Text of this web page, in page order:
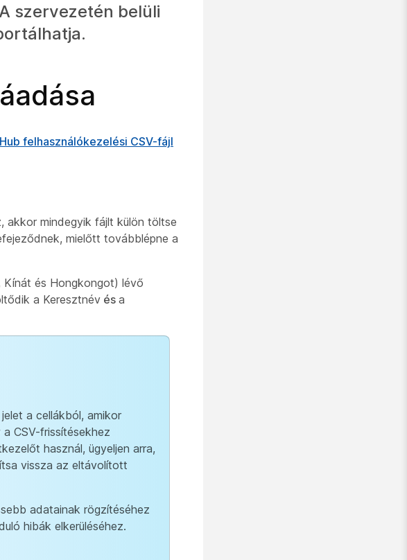
szervezetén belüli
felhasználókezelési CSV-fájl
akkor mindegyik fájlt külön töltse
mielőtt továbblépne a
és Hongkongot) lévő
a Keresztnév és a
a cellákból, amikor
CSV-frissítésekhez
használ, ügyeljen arra,
vissza az eltávolított
adatainak rögzítéséhez
hibák elkerüléséhez.